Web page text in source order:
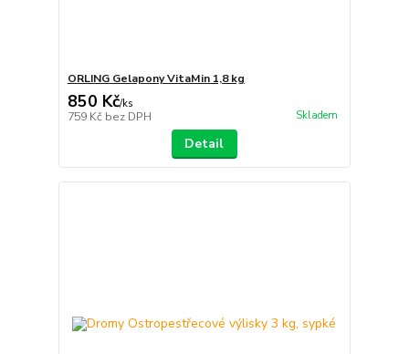
ORLING Gelapony VitaMin 1,8 kg
850 Kč/ks
759 Kč bez DPH Skladem
Detail